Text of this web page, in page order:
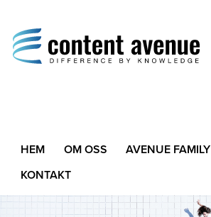
Difference by Knowledge
HEM OM OSS AVENUE FAMILY
KONTAKT